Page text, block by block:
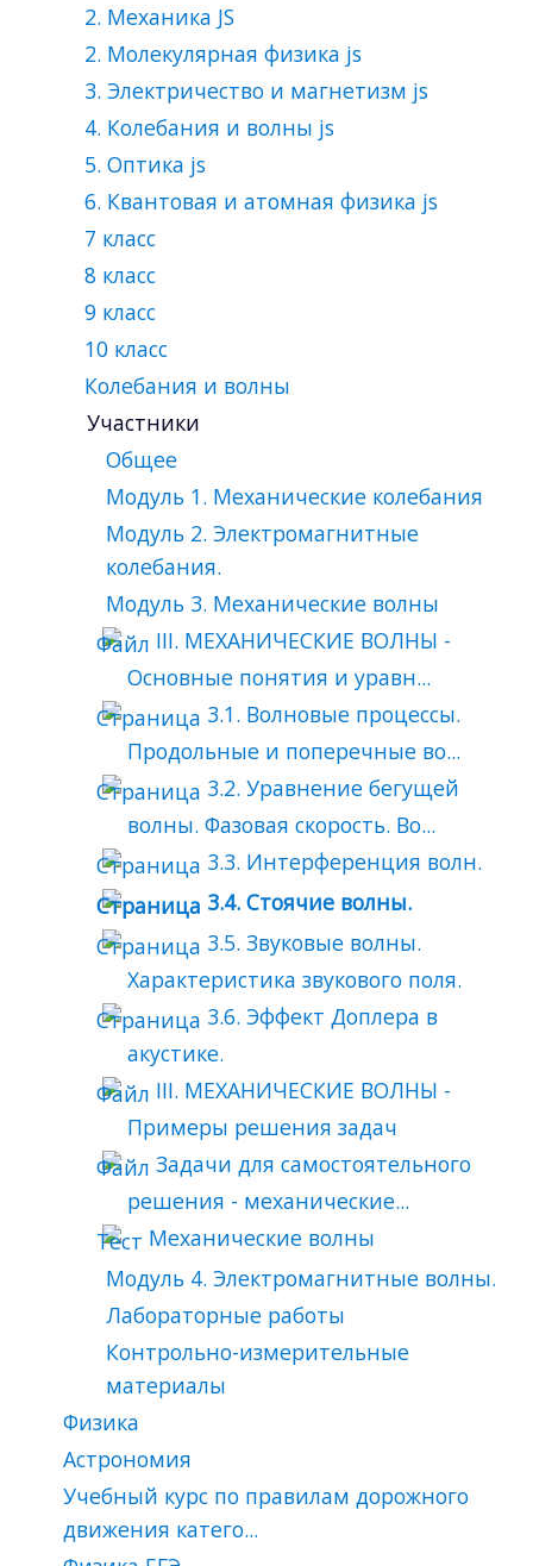
2. Механика JS
2. Молекулярная физика js
3. Электричество и магнетизм js
4. Колебания и волны js
5. Оптика js
6. Квантовая и атомная физика js
7 класс
8 класс
9 класс
10 класс
Колебания и волны
Участники
Общее
Модуль 1. Механические колебания
Модуль 2. Электромагнитные
колебания.
Модуль 3. Механические волны
III. МЕХАНИЧЕСКИЕ ВОЛНЫ -
Основные понятия и уравн...
3.1. Волновые процессы.
Продольные и поперечные во...
3.2. Уравнение бегущей
волны. Фазовая скорость. Во...
3.3. Интерференция волн.
3.4. Стоячие волны.
3.5. Звуковые волны.
Характеристика звукового поля.
3.6. Эффект Доплера в
акустике.
III. МЕХАНИЧЕСКИЕ ВОЛНЫ -
Примеры решения задач
Задачи для самостоятельного
решения - механические...
Механические волны
Модуль 4. Электромагнитные волны.
Лабораторные работы
Контрольно-измерительные
материалы
Физика
Астрономия
Учебный курс по правилам дорожного
движения катего...